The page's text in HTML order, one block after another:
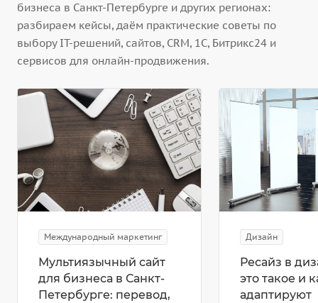
бизнеса в Санкт-Петербурге и других регионах:
разбираем кейсы, даём практические советы по
выбору IT-решений, сайтов, CRM, 1С, Битрикс24 и
сервисов для онлайн-продвижения.
Международный маркетинг
Мультиязычный сайт
для бизнеса в Санкт-
Петербурге: перевод,
Дизайн
Ресайз в
это такое и
адаптируют